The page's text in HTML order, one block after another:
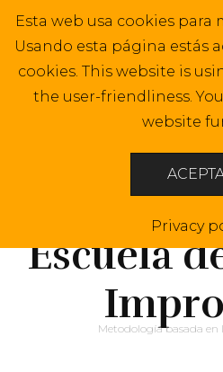
Escuela
Metodología basada en
Esta web usa cookies para
Usando esta página estás
cookies. This website is
the user-friendliness.
website
Privacy